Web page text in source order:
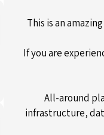
This is an
If you are
All-around
infrastructure,